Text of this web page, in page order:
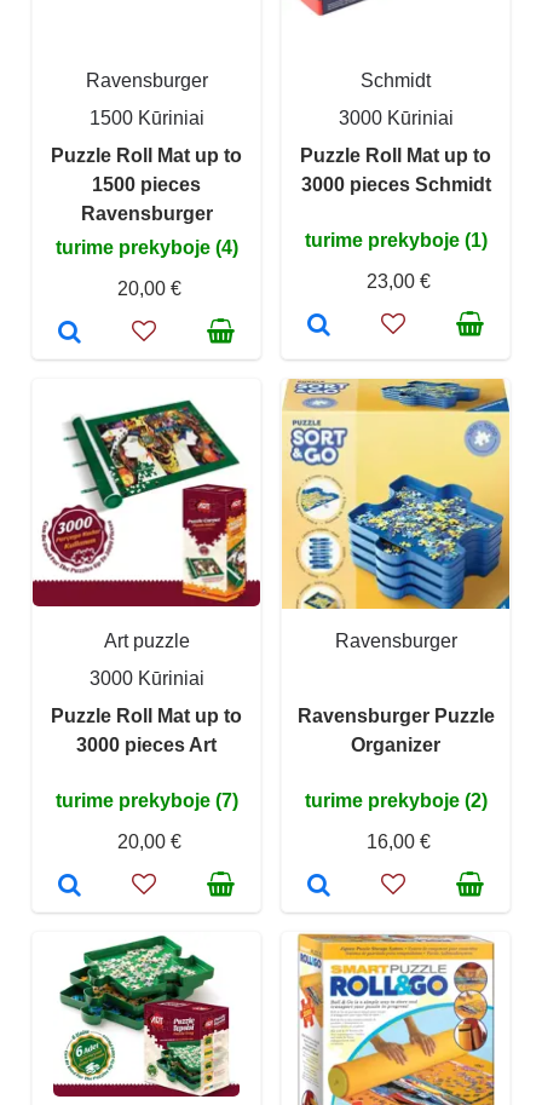
Ravensburger
1500 Kūriniai
Puzzle Roll Mat up to
1500 pieces
Ravensburger
turime prekyboje (4)
20,00 €
Schmidt
3000 Kūriniai
Puzzle Roll Mat up to
3000 pieces Schmidt
turime prekyboje (1)
23,00 €
Art puzzle
3000 Kūriniai
Puzzle Roll Mat up to
3000 pieces Art
turime prekyboje (7)
20,00 €
Ravensburger
Ravensburger Puzzle
Organizer
turime prekyboje (2)
16,00 €